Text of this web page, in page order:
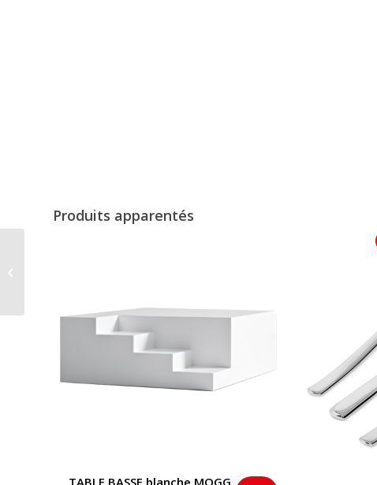
Produits apparentés
TABLE BASSE blanche MOGG